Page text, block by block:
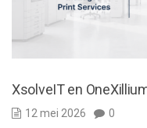
XsolveIT en
12 mei 2026 0